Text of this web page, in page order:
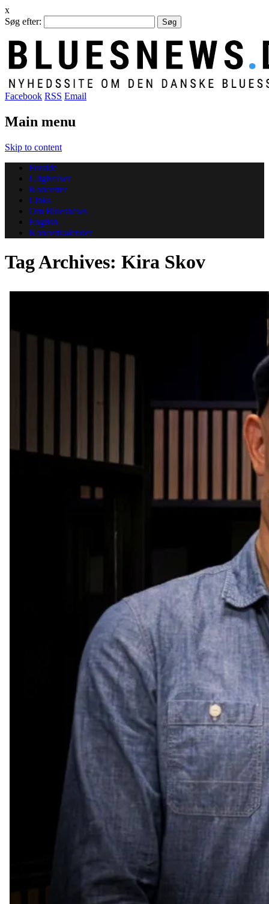
x
Søg efter:
Facebook RSS Email
Main menu
Skip to content
Forside
Udgivelser
Koncerter
Links
Om Bluesnews
English
Koncertkalender
Tag Archives: Kira Skov